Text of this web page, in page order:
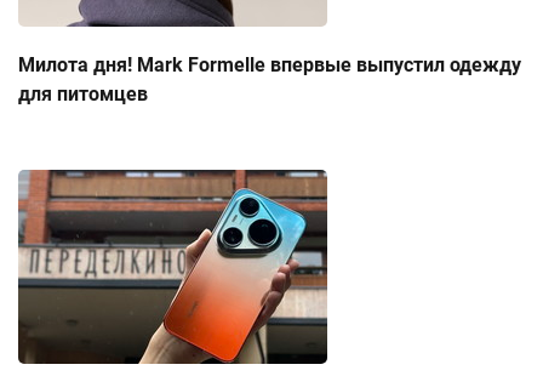
Милота дня! Mark Formelle впервые выпустил одежду
для питомцев